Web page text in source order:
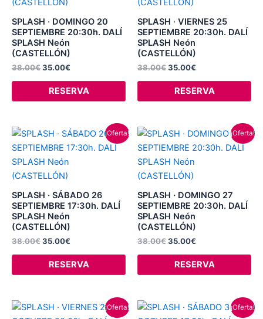
SPLASH · DOMINGO 20
SEPTIEMBRE 20:30h. DALÍ
SPLASH Neón
(CASTELLÓN)
38.00€35.00€
RESERVA
SPLASH · VIERNES 25
SEPTIEMBRE 20:30h. DALÍ
SPLASH Neón
(CASTELLÓN)
38.00€35.00€
RESERVA
¡Oferta!
SPLASH · SÁBADO 26
SEPTIEMBRE 17:30h. DALÍ
SPLASH Neón
(CASTELLÓN)
38.00€
El
original
era:
38.00€.
35.00€
El
actual
RESERVA
¡Oferta!
SPLASH · DOMINGO 27
SEPTIEMBRE 20:30h. DALÍ
SPLASH Neón
(CASTELLÓN)
38.00€
El
original
era:
38.00€.
35.00€
El
actual
RESERVA
¡Oferta!
El
El
¡Oferta!
El
El